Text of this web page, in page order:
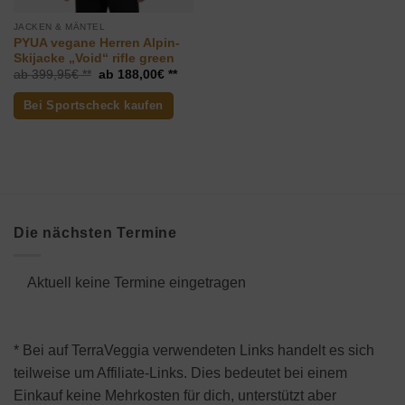
JACKEN & MÄNTEL
PYUA vegane Herren Alpin-
Skijacke „Void“ rifle green
399,95€
Ursprünglicher
war:
399,95€
188,00€
Aktueller
Bei Sportscheck kaufen
Die nächsten Termine
Aktuell keine Termine eingetragen
* Bei auf TerraVeggia verwendeten Links handelt es sich
teilweise um Affiliate-Links. Dies bedeutet bei einem
Einkauf keine Mehrkosten für dich, unterstützt aber